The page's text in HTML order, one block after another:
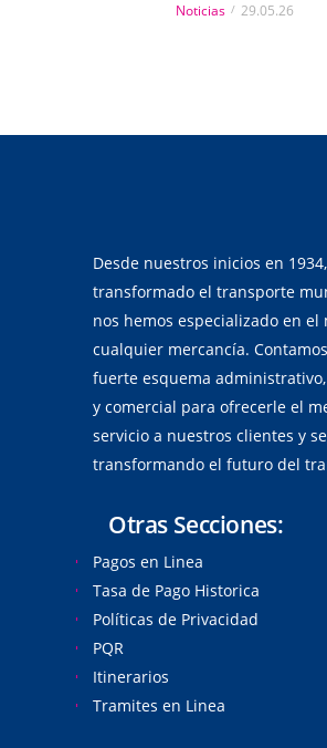
Noticias 29.05.26
Desde nuestros inicios en
transformado el transporte
nos hemos especializado en el
cualquier mercancía.
fuerte esquema
y comercial para ofrecerle el
servicio a nuestros clientes y
transformando el futuro del
Otras Secciones:
Pagos en Linea
Tasa de Pago Historica
Políticas de Privacidad
PQR
Itinerarios
Tramites en Linea